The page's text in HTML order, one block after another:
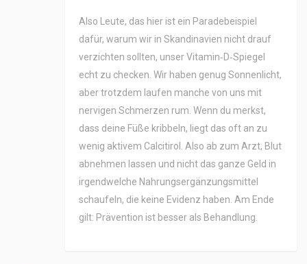
Also Leute, das hier ist ein Paradebeispiel
dafür, warum wir in Skandinavien nicht drauf
verzichten sollten, unser Vitamin‑D‑Spiegel
echt zu checken. Wir haben genug Sonnenlicht,
aber trotzdem laufen manche von uns mit
nervigen Schmerzen rum. Wenn du merkst,
dass deine Füße kribbeln, liegt das oft an zu
wenig aktivem Calcitirol. Also ab zum Arzt, Blut
abnehmen lassen und nicht das ganze Geld in
irgendwelche Nahrungsergänzungsmittel
schaufeln, die keine Evidenz haben. Am Ende
gilt: Prävention ist besser als Behandlung.